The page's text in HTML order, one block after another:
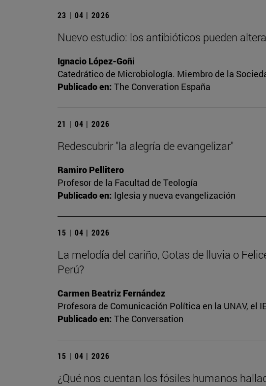
23 | 04 | 2026
Nuevo estudio: los antibióticos pueden
Ignacio López-Goñi
Catedrático de Microbiología. Miembro de la
Publicado en: The Converation España
21 | 04 | 2026
Redescubrir "la alegría de evangelizar"
Ramiro Pellitero
Profesor de la Facultad de Teología
Publicado en: Iglesia y nueva evangelización
15 | 04 | 2026
La melodía del cariño, Gotas de lluvia o
Perú?
Carmen Beatriz Fernández
Profesora de Comunicación Política en la UNAV, el
Publicado en: The Conversation
15 | 04 | 2026
¿Qué nos cuentan los fósiles humanos